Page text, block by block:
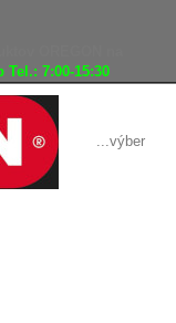
Tel.: 7:00-15:30
...výber